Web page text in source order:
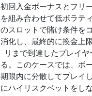
初回入金ボーナスとフリ
を組み合わせて低ボラテ
のスロットで賭け条件を
消化し、最終的に換金上
リまで到達したプレイヤ
る。このケースでは、ボ
期限内に分散してプレイ
にハイリスクベットをし